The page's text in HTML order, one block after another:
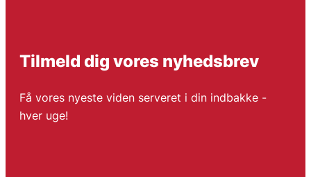
Tilmeld dig vores nyhedsbrev
Få vores nyeste viden serveret i din indbakke -
hver uge!